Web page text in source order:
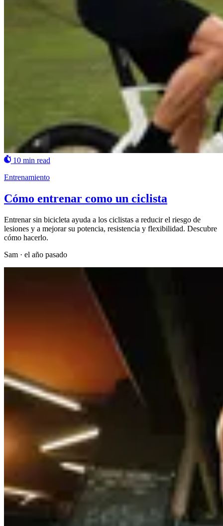
10 min read
Entrenamiento
Cómo entrenar como un ciclista
Entrenar sin bicicleta ayuda a los ciclistas a reducir el riesgo de
lesiones y a mejorar su potencia, resistencia y flexibilidad. Descubre
cómo hacerlo.
Sam · el año pasado